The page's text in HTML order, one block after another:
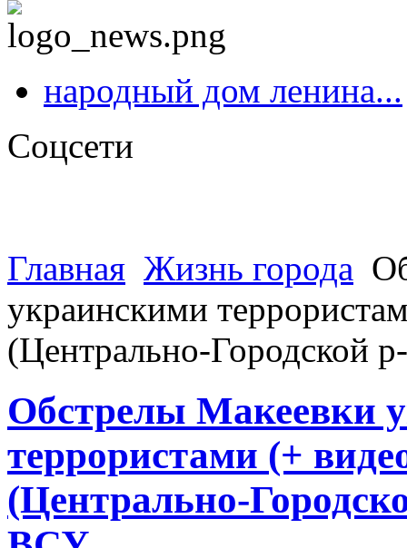
народный дом ленина...
Соцсети
Главная Жизнь города
украинскими
(Центрально-Городской
Обстрелы Макеевки
террористами (+
(Центрально-